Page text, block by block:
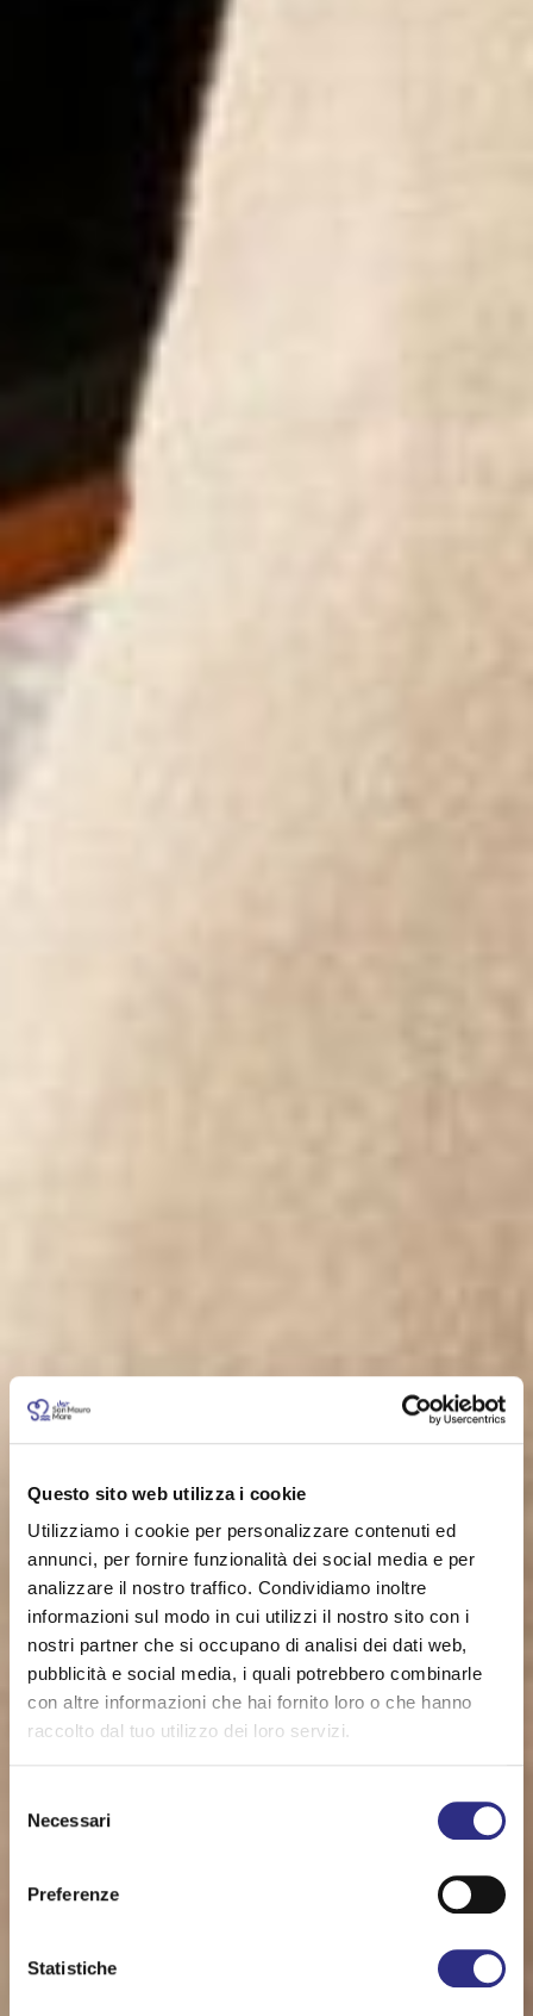
Questo sito web utilizza i cookie
Utilizziamo i cookie per personalizzare contenuti ed
annunci, per fornire funzionalità dei social media e per
analizzare il nostro traffico. Condividiamo inoltre
informazioni sul modo in cui utilizzi il nostro sito con i
nostri partner che si occupano di analisi dei dati web,
pubblicità e social media, i quali potrebbero combinarle
con altre informazioni che hai fornito loro o che hanno
raccolto dal tuo utilizzo dei loro servizi.
delNecessari
Preferenze
Statistiche